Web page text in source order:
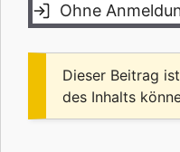
Ohne
Dieser Beitrag
des Inhalts